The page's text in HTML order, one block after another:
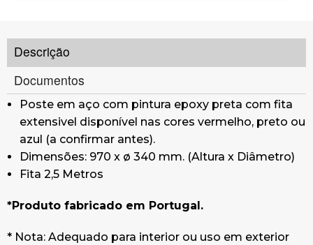
Descrição
Documentos
Poste em aço com pintura epoxy preta com fita
extensivel disponível nas cores vermelho, preto ou
azul (a confirmar antes).
Dimensões: 970 x ø 340 mm. (Altura x Diâmetro)
Fita 2,5 Metros
*Produto fabricado em Portugal.
* Nota: Adequado para interior ou uso em exterior